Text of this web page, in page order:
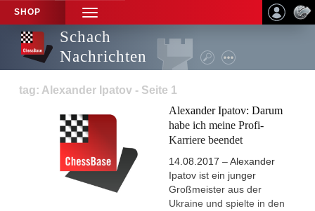
SHOP
TOGGLE
NAVIGATION
Schach
Nachrichten
tag: Alexander Ipatov - Seite 1
Alexander Ipatov: Darum
habe ich meine Profi-
Karriere beendet
14.08.2017 – Alexander
Ipatov ist ein junger
Großmeister aus der
Ukraine und spielte in den